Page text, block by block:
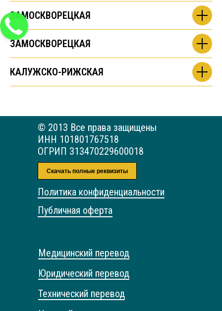
ЗАМОСКВОРЕЦКАЯ
ЗАМОСКВОРЕЦКАЯ
КАЛУЖСКО-РИЖСКАЯ
© 2013 Все права защищены
ИНН 101801767518
ОГРИП 313470229600018
Публичная оферта
Скачать полные реквизиты
Медицинский перевод
Юридический перевод
Технический перевод
Политика конфиденциальности